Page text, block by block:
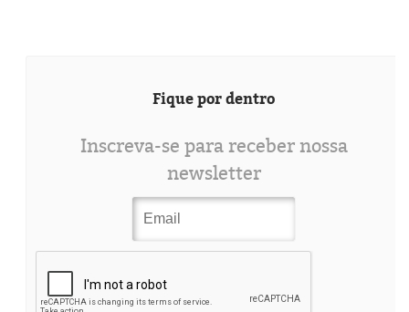
Fique por dentro
Inscreva-se para receber nossa
newsletter